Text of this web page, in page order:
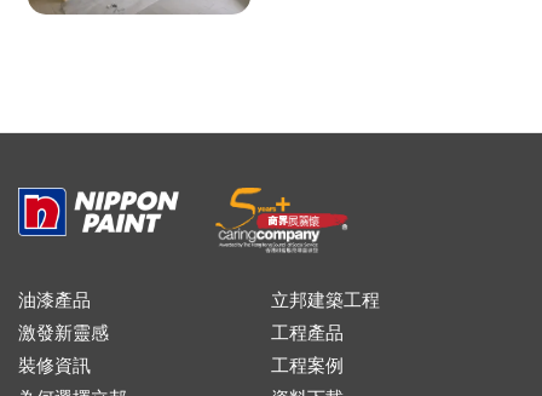
油漆產品
激發新靈感
裝修資訊
立邦建築工程
工程產品
工程案例